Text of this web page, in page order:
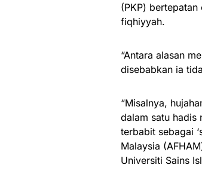
(PKP)
fiqhiyyah.
“Antara alasan
disebabkan ia
“Misalnya,
dalam satu hadis
terbabit sebagai
Malaysia
Universiti Sains